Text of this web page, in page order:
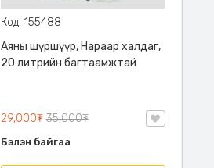
Код: 155488
Аяны шүршүүр, Нараар халдаг,
20 литрийн багтаамжтай
29,000₮35,000₮
Бэлэн байгаа